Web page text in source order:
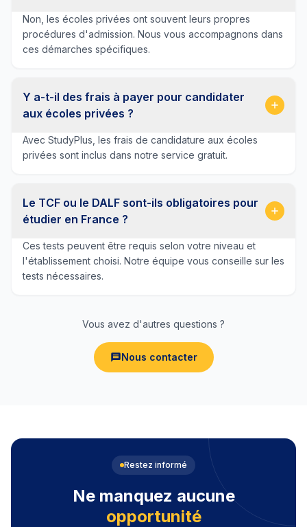
Non, les écoles privées ont souvent leurs propres
procédures d'admission. Nous vous accompagnons dans
ces démarches spécifiques.
Y a-t-il des frais à payer pour candidater
aux écoles privées ?
Avec StudyPlus, les frais de candidature aux écoles
privées sont inclus dans notre service gratuit.
Le TCF ou le DALF sont-ils obligatoires pour
étudier en France ?
Ces tests peuvent être requis selon votre niveau et
l'établissement choisi. Notre équipe vous conseille sur les
tests nécessaires.
Vous avez d'autres questions ?
Nous contacter
Restez informé
Ne manquez aucune
opportunité